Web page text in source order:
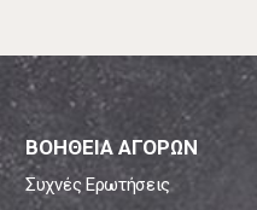
ΒΟΗΘΕΙΑ ΑΓΟΡΩΝ
Συχνές Ερωτήσεις